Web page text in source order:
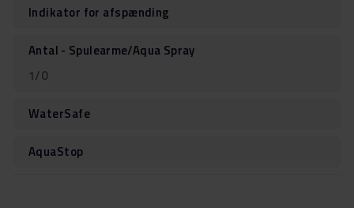
Indikator for afspænding
Antal - Spulearme/Aqua Spray
1/0
WaterSafe
AquaStop